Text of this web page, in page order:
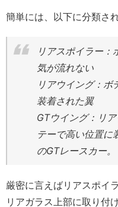
簡単には、以下に分類され
リアスポイラー
気が流れない
リアウイング：
装着された翼
GTウイング：リ
テーで高い位置に
のGTレースカー。
厳密に言えばリアスポイ
リアガラス上部に取り付